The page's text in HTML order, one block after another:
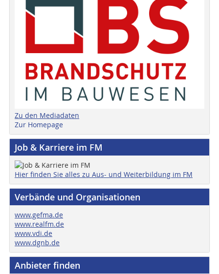
Zu den Mediadaten
Zur Homepage
Job & Karriere im FM
Hier finden Sie alles zu Aus- und Weiterbildung im FM
Verbände und Organisationen
www.gefma.de
www.realfm.de
www.vdi.de
www.dgnb.de
Anbieter finden